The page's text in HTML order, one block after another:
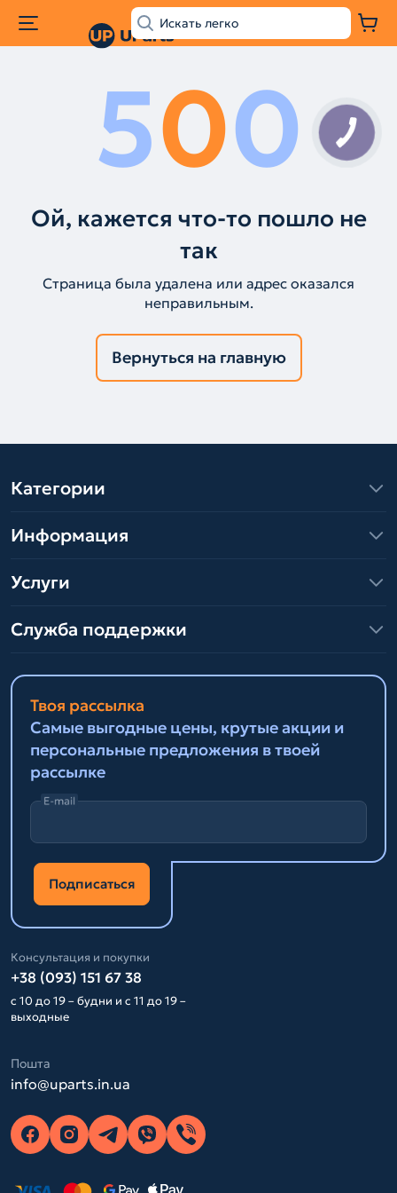
500
Ой, кажется что-то пошло не
так
Страница была удалена или адрес оказался
неправильным.
Вернуться на главную
Категории
Информация
Услуги
Служба поддержки
Твоя рассылка
Самые выгодные цены, крутые акции и
персональные предложения в твоей
рассылке
E-mail
Подписаться
Консультация и покупки
+38 (093) 151 67 38
с 10 до 19 – будни и с 11 до 19 –
выходные
Пошта
info@uparts.in.ua